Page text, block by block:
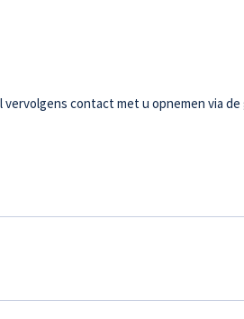
contact met u opnemen via